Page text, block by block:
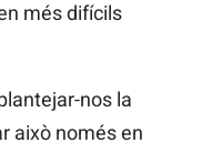
més difícils
nos la
això només en